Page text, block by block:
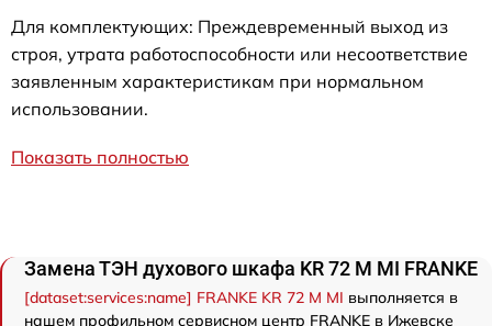
Для комплектующих: Преждевременный выход из
строя, утрата работоспособности или несоответствие
заявленным характеристикам при нормальном
использовании.
Показать полностью
Замена ТЭН духового шкафа KR 72 M MI FRANKE
[dataset:services:name] FRANKE KR 72 M MI выполняется в
нашем профильном сервисном центр FRANKE в Ижевске